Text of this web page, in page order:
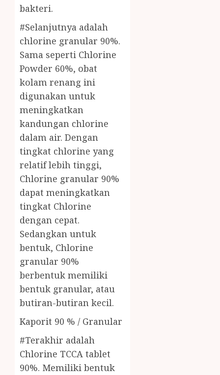
bakteri.
#Selanjutnya adalah
chlorine granular 90%.
Sama seperti Chlorine
Powder 60%, obat
kolam renang ini
digunakan untuk
meningkatkan
kandungan chlorine
dalam air. Dengan
tingkat chlorine yang
relatif lebih tinggi,
Chlorine granular 90%
dapat meningkatkan
tingkat Chlorine
dengan cepat.
Sedangkan untuk
bentuk, Chlorine
granular 90%
berbentuk memiliki
bentuk granular, atau
butiran-butiran kecil.
Kaporit 90 % / Granular
#Terakhir adalah
Chlorine TCCA tablet
90%. Memiliki bentuk